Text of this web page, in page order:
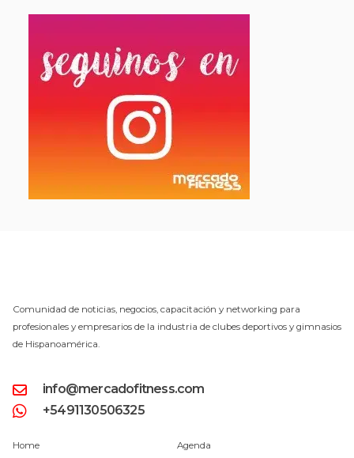
Comunidad de noticias, negocios, capacitación y networking para
profesionales y empresarios de la industria de clubes deportivos y gimnasios
de Hispanoamérica.
info@mercadofitness.com
+5491130506325
Home Agenda